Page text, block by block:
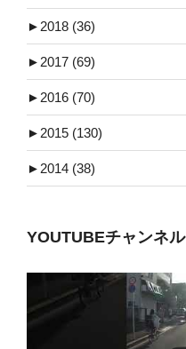
► 2018 (36)
► 2017 (69)
► 2016 (70)
► 2015 (130)
► 2014 (38)
YOUTUBEチャンネル